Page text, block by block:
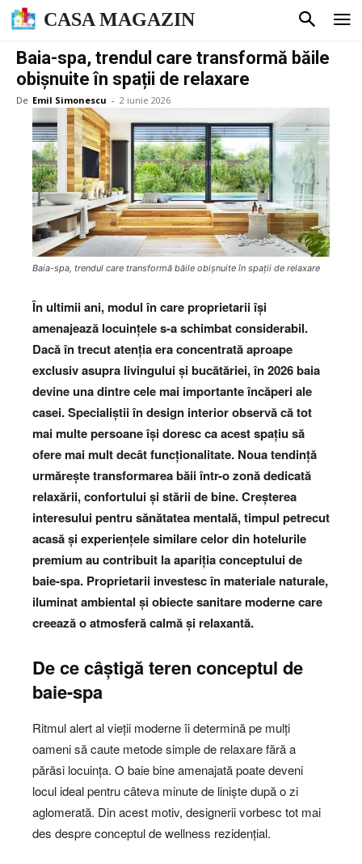
CASA MAGAZIN
Baia-spa, trendul care transformă băile
obișnuite în spații de relaxare
De Emil Simonescu - 2 iunie 2026
Baia-spa, trendul care transformă băile obișnuite în spații de relaxare
În ultimii ani, modul în care proprietarii își
amenajează locuințele s-a schimbat considerabil.
Dacă în trecut atenția era concentrată aproape
exclusiv asupra livingului și bucătăriei, în 2026 baia
devine una dintre cele mai importante încăperi ale
casei. Specialiștii în design interior observă că tot
mai multe persoane își doresc ca acest spațiu să
ofere mai mult decât funcționalitate. Noua tendință
urmărește transformarea băii într-o zonă dedicată
relaxării, confortului și stării de bine. Creșterea
interesului pentru sănătatea mentală, timpul petrecut
acasă și experiențele similare celor din hotelurile
premium au contribuit la apariția conceptului de
baie-spa. Proprietarii investesc în materiale naturale,
iluminat ambiental și obiecte sanitare moderne care
creează o atmosferă calmă și relaxantă.
De ce câștigă teren conceptul de
baie-spa
Ritmul alert al vieții moderne îi determină pe mulți
oameni să caute metode simple de relaxare fără a
părăsi locuința. O baie bine amenajată poate deveni
locul ideal pentru câteva minute de liniște după o zi
aglomerată. Din acest motiv, designerii vorbesc tot mai
des despre conceptul de wellness rezidențial.